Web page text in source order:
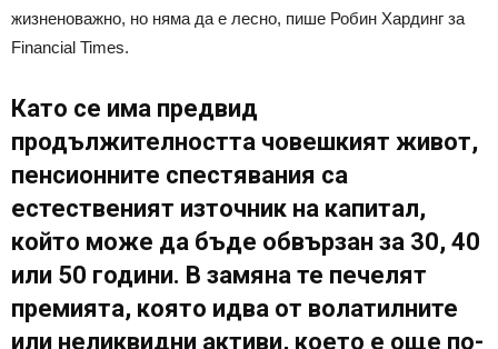
жизненоважно, но няма да е лесно, пише Робин Хардинг за
Financial Times.
Като се има предвид
продължителността човешкият живот,
пенсионните спестявания са
естественият източник на капитал,
който може да бъде обвързан за 30, 40
или 50 години. В замяна те печелят
премията, която идва от волатилните
или неликвидни активи, което е още по-